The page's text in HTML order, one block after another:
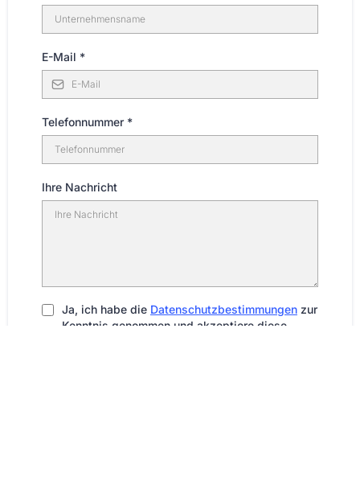
E-Mail *
Telefonnummer *
Ihre Nachricht
Ja, ich habe die Datenschutzbestimmungen zur
Kenntnis genommen und akzeptiere diese.